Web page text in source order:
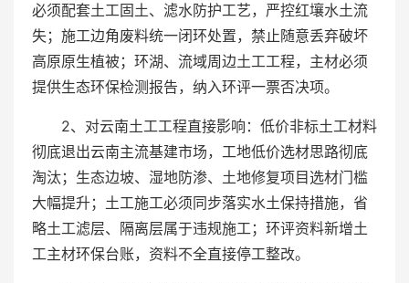
必须配套土工固土、滤水防护工艺，严控红壤水土流
失；施工边角废料统一闭环处置，禁止随意丢弃破坏
高原原生植被；环湖、流域周边土工工程，主材必须
提供生态环保检测报告，纳入环评一票否决项。
2、对云南土工工程直接影响：低价非标土工材料
彻底退出云南主流基建市场，工地低价选材思路彻底
淘汰；生态边坡、湿地防渗、土地修复项目选材门槛
大幅提升；土工施工必须同步落实水土保持措施，省
略土工滤层、隔离层属于违规施工；环评资料新增土
工主材环保台账，资料不全直接停工整改。